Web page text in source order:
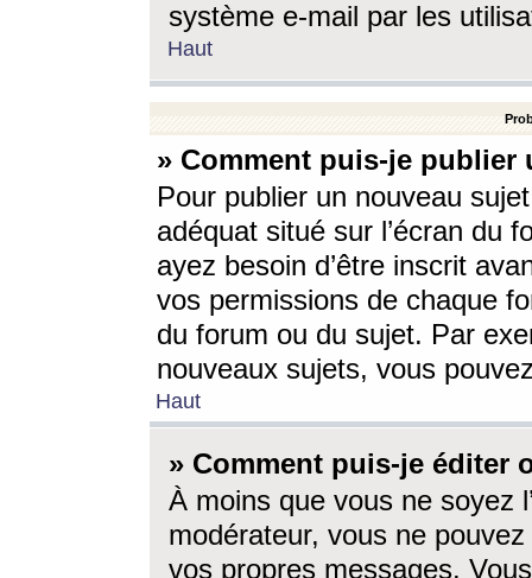
système e-mail par les
Haut
» Comment puis-je
Pour publier un nouveau
adéquat situé sur l’écran du
ayez besoin d’être inscrit
vos permissions de chaque
du forum ou du sujet. Par
nouveaux sujets, vous
Haut
» Comment puis-je éditer
À moins que vous ne soyez
modérateur, vous ne
vos propres messages.